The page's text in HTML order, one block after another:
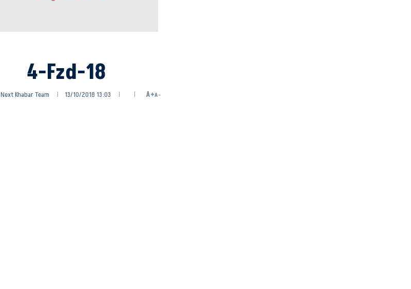
4-Fzd-18
Next Khabar Team 13/10/2018 13:03 A+A-